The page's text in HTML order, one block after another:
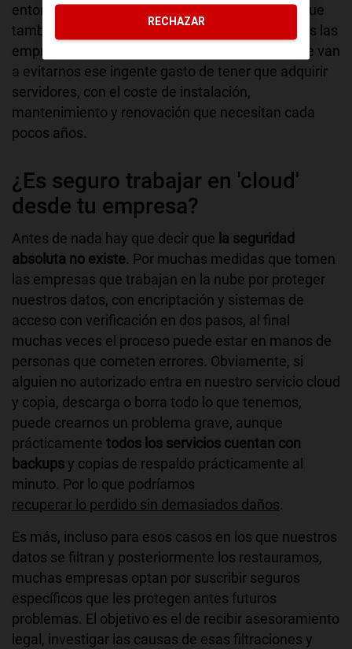
entornos mucho más seguros y limitados. Aunque
también es cierto que se cuentan por centenares las
empresas que ofrecen soluciones integrales que van
a evitarnos ese ingente gasto de tener que adquirir
servidores, con el coste de instalación,
mantenimiento y renovación que necesitan cada
pocos años.
¿Es seguro trabajar en 'cloud'
desde tu empresa?
Antes de nada hay que decir que la seguridad
absoluta no existe. Por muchas medidas que tomen
las empresas que trabajan en la nube por proteger
nuestros datos, con encriptación y sistemas de
acceso con verificación en dos pasos, al final
muchas veces el proceso puede estar en manos de
personas que cometen errores. Obviamente, si
alguien no autorizado entra en nuestro servicio cloud
y copia, descarga o borra todo lo que tenemos,
puede crearnos un problema grave, aunque
prácticamente todos los servicios cuentan con
backupsy copias de respaldo prácticamente al
minuto. Por lo que podríamos
recuperar lo perdido sin demasiados daños.
Es más, incluso para esos casos en los que nuestros
datos se filtran y posteriormente los restauramos,
muchas empresas optan por suscribir seguros
específicos que les protegen antes futuros
problemas. El objetivo es el de recibir asesoramiento
legal, investigar las causas de esas filtraciones y
RECHAZAR